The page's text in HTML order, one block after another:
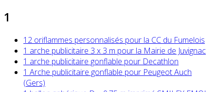
1
12 oriflammes personnalisés pour la CC du Fumelois
1 arche publicitaire 3 x 3 m pour la Mairie de Juvignac
1 arche publicitaire gonflable pour Decathlon
1 Arche publicitaire gonflable pour Peugeot Auch
(Gers)